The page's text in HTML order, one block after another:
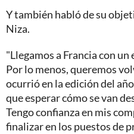
Y también habló de su
Niza.
"Llegamos a Francia con
Por lo menos, queremos
ocurrió en la edición del
que esperar cómo se van
Tengo confianza en mis
finalizar en los puestos de